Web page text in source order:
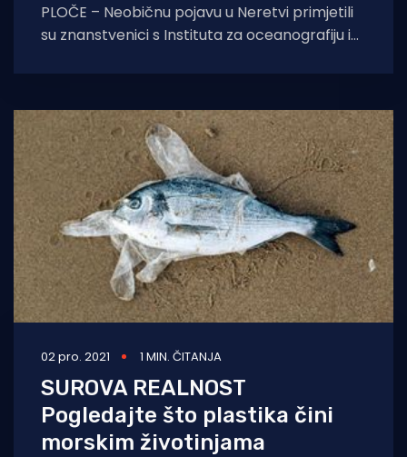
PLOČE – Neobičnu pojavu u Neretvi primjetili
su znanstvenici s Instituta za oceanografiju i
dubrovačkog
02 pro. 2021 1 MIN. ČITANJA
SUROVA REALNOST
Pogledajte što plastika čini
morskim životinjama